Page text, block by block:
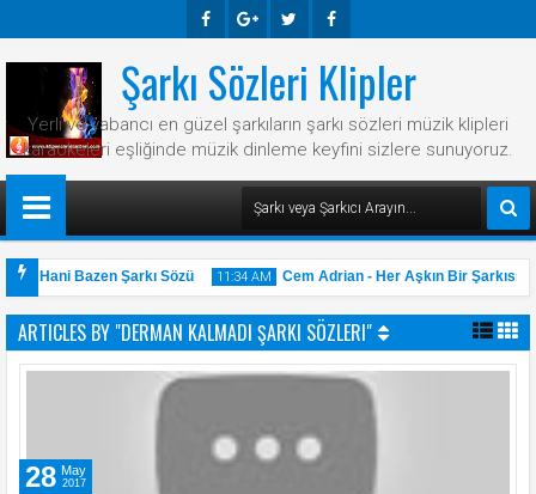
Ook E-
Plus
R Ook
Şarkı Sözleri Klipler
Yerli ve yabancı en güzel şarkıların şarkı sözleri müzik klipleri
karaokeleri eşliğinde müzik dinleme keyfini sizlere sunuyoruz.
- Hani Bazen Şarkı Sözü 11:34 AM
31 May
2025
Cem Adrian - Her Aşkın Bir Şarkısı
ARTICLES BY "DERMAN KALMADI ŞARKI SÖZLERI"
28 May
2017